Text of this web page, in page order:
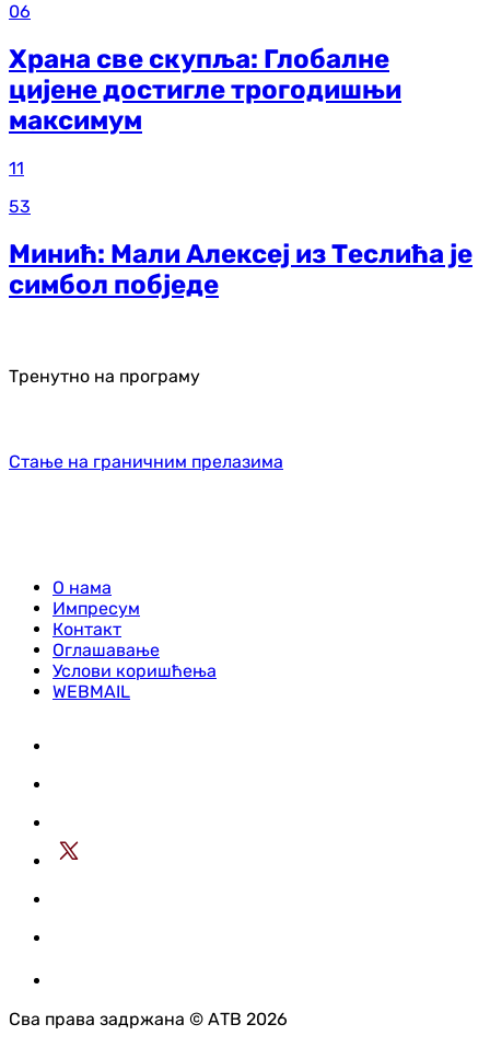
06
Храна све скупља: Глобалне
цијене достигле трогодишњи
максимум
11
53
Минић: Мали Алексеј из Теслића је
симбол побједе
Тренутно на програму
Стање на граничним прелазима
О нама
Импресум
Контакт
Оглашавање
Услови коришћења
WEBMAIL
Сва права задржана © АТВ 2026